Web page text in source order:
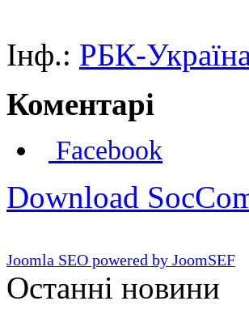
Інф.: РБК-
Коментарі
Facebook
Download
Joomla SEO powered by JoomSEF
Останні новини